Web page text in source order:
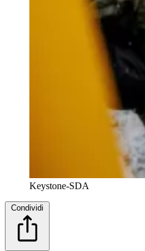
Keystone-SDA
Condividi